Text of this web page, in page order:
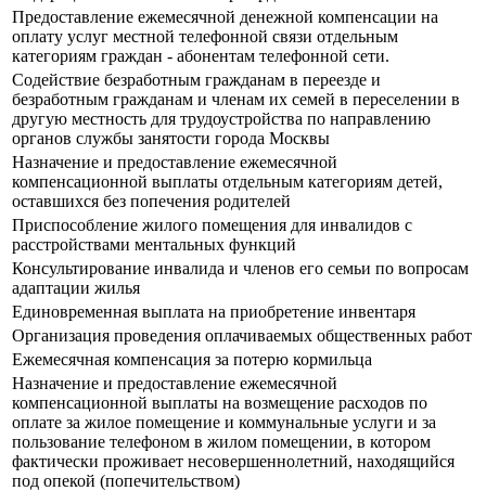
Предоставление ежемесячной денежной компенсации на
оплату услуг местной телефонной связи отдельным
категориям граждан - абонентам телефонной сети.
Содействие безработным гражданам в переезде и
безработным гражданам и членам их семей в переселении в
другую местность для трудоустройства по направлению
органов службы занятости города Москвы
Назначение и предоставление ежемесячной
компенсационной выплаты отдельным категориям детей,
оставшихся без попечения родителей
Приспособление жилого помещения для инвалидов с
расстройствами ментальных функций
Консультирование инвалида и членов его семьи по вопросам
адаптации жилья
Единовременная выплата на приобретение инвентаря
Организация проведения оплачиваемых общественных работ
Ежемесячная компенсация за потерю кормильца
Назначение и предоставление ежемесячной
компенсационной выплаты на возмещение расходов по
оплате за жилое помещение и коммунальные услуги и за
пользование телефоном в жилом помещении, в котором
фактически проживает несовершеннолетний, находящийся
под опекой (попечительством)